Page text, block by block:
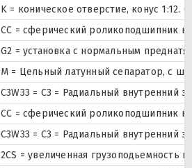
K = коническое отверстие, конус
CC = сферический роликоподшипник
G2 = установка с нормальным
M = Цельный латунный сепаратор, с
C3W33 = C3 = Радиальный внутренний
CC = сферический роликоподшипник
C3W33 = C3 = Радиальный внутренний
2CS = увеличенная